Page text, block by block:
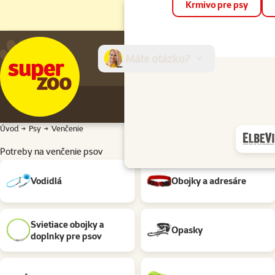
Krmivo pre psy
Úvod Psy Venčenie
Potreby na venčenie psov
Vodidlá
Obojky a adresáre
Svietiace obojky a
doplnky pre psov
Opasky